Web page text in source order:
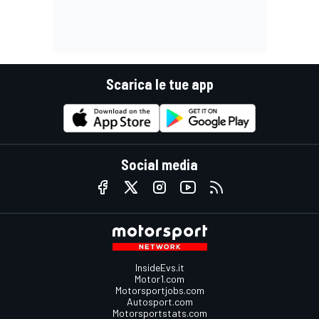
Scarica le tue app
Social media
InsideEvs.it
Motor1.com
Motorsportjobs.com
Autosport.com
Motorsportstats.com